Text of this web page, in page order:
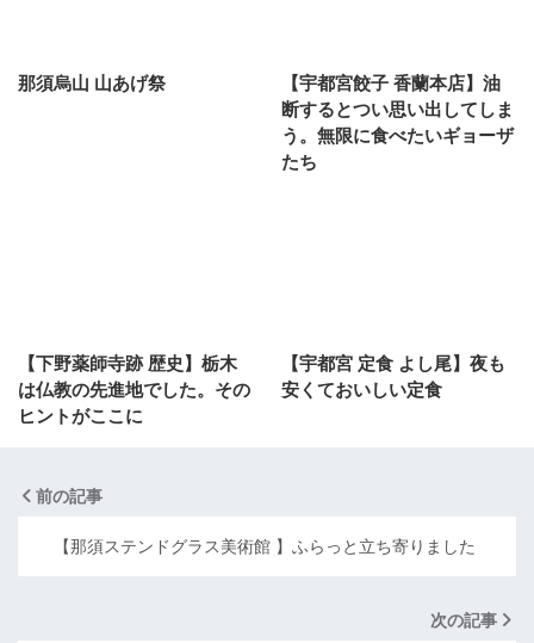
那須烏山 山あげ祭
【宇都宮餃子 香蘭本店】油
断するとつい思い出してしま
う。無限に食べたいギョーザ
たち
【下野薬師寺跡 歴史】栃木
は仏教の先進地でした。その
ヒントがここに
【宇都宮 定食 よし尾】夜も
安くておいしい定食
前の記事
【那須ステンドグラス美術館 】ふらっと立ち寄りました
次の記事